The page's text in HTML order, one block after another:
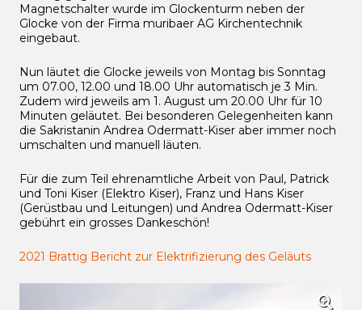
Magnetschalter wurde im Glockenturm neben der
Glocke von der Firma muribaer AG Kirchentechnik
eingebaut.
Nun läutet die Glocke jeweils von Montag bis Sonntag
um 07.00, 12.00 und 18.00 Uhr automatisch je 3 Min.
Zudem wird jeweils am 1. August um 20.00 Uhr für 10
Minuten geläutet. Bei besonderen Gelegenheiten kann
die Sakristanin Andrea Odermatt-Kiser aber immer noch
umschalten und manuell läuten.
Für die zum Teil ehrenamtliche Arbeit von Paul, Patrick
und Toni Kiser (Elektro Kiser), Franz und Hans Kiser
(Gerüstbau und Leitungen) und Andrea Odermatt-Kiser
gebührt ein grosses Dankeschön!
2021 Brattig Bericht zur Elektrifizierung des Geläuts